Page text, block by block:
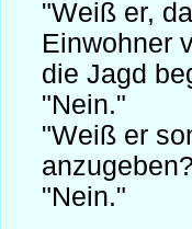
"Weiß er,
Einwohner
die Jagd
"Nein."
"Weiß er
"Nein."